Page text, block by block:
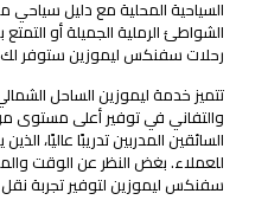
السياحية المحلية مع دليل
الشواطئ الرملية الجميلة أو
رحلات سفنكس ليموزين ستوفر لك
تتميز خدمة ليموزين الساحل
والتفاني في توفير أعلى مستوى
السائقين المدربين تدريبًا عاليًا،
للعملاء. بغض النظر عن الوقت
سفنكس ليموزين لتوفير تجربة